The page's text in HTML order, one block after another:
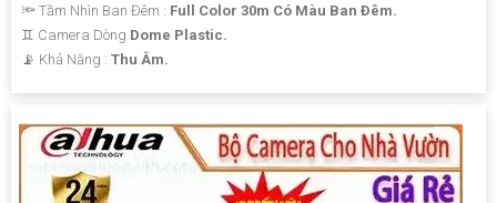
🔦 Tầm Nhìn Ban Đêm : Full Color 30m Có Màu Ban Ðêm.
♊ Camera Dòng Dome Plastic.
️📡 Khả Năng : Thu Âm.